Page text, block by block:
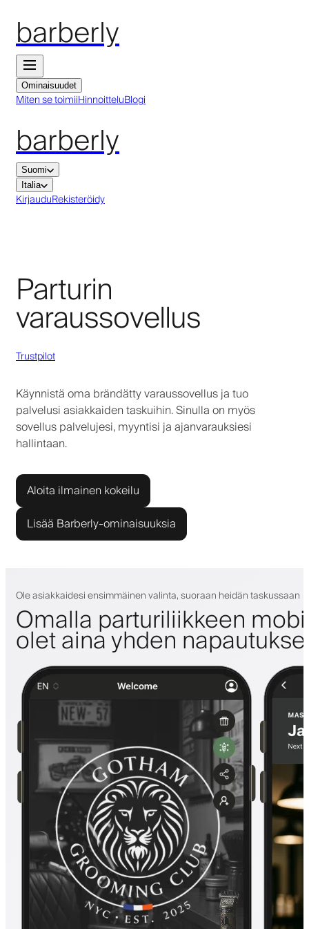
barberly
Ominaisuudet
Miten se toimiiHinnoitteluBlogi
barberly
Suomi
Italia
KirjauduRekisteröidy
Parturin
varaussovellus
Trustpilot
Käynnistä oma brändätty varaussovellus ja tuo
palvelusi asiakkaiden taskuihin. Sinulla on myös
sovellus palvelujesi, myyntisi ja ajanvarauksiesi
hallintaan.
Aloita ilmainen kokeilu
Lisää Barberly-ominaisuuksia
Ole asiakkaidesi ensimmäinen valinta, suoraan heidän taskussaan
Omalla parturiliikkeen
olet aina yhden